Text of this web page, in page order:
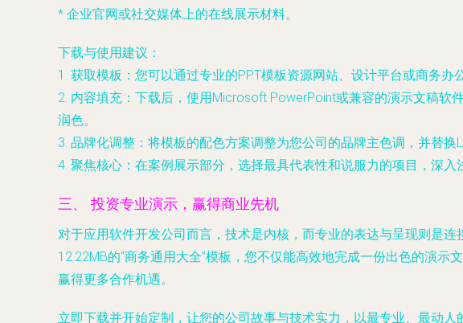
* 企业官网或社交媒体上的在线展示材料。
下载与使用建议：
1. 获取模板 ：您可以通过专业的PPT模板资源网站、设计平台或商务
2. 内容填充 ：下载后，使用Microsoft PowerPoint或兼容的演示文稿
润色。
3. 品牌化调整 ：将模板的配色方案调整为您公司的品牌主色调，并替换
4. 聚焦核心 ：在案例展示部分，选择最具代表性和说服力的项目，深
三、 投资专业演示，赢得商业先机
对于应用软件开发公司而言，技术是内核，而专业的表达与呈现则是
12.22MB的“商务通用大全”模板，您不仅能高效地完成一份出色的演
赢得更多合作机遇。
立即下载并开始定制，让您的公司故事与技术实力，以最专业、最动人